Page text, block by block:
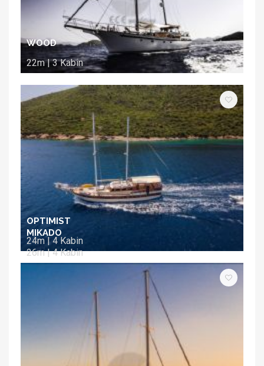
WOOD
22m | 3 Kabin
OPTIMIST
24m | 4 Kabin
MIKADO
26m | 4 Kabin